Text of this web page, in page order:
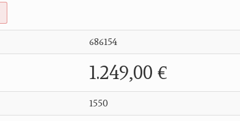
686154
1.249,00 €
1550